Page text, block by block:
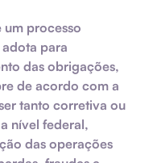
um processo
adota para
das obrigações,
de acordo com a
tanto corretiva ou
nível federal,
das operações